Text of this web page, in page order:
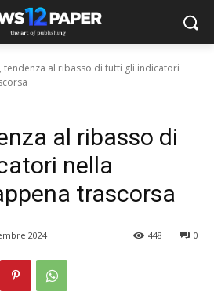
tendenza al ribasso di tutti gli indicatori
al ribasso di
nella
trascorsa
2024 0
448